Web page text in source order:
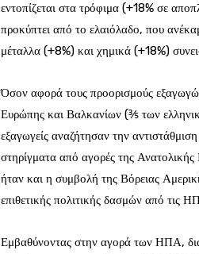
εντοπίζεται στα τρόφιμα (+18% σε
προκύπτει από το ελαιόλαδο, που
μέταλλα (+8%) και χημικά (+18%)
Όσον αφορά τους προορισμούς
Ευρώπης και Βαλκανίων (⅗ των
εξαγωγείς αναζήτησαν την
στηρίγματα από αγορές της
ήταν και η συμβολή της Βόρειας
επιθετικής πολιτικής δασμών από τις
Εμβαθύνοντας στην αγορά των ΗΠΑ,